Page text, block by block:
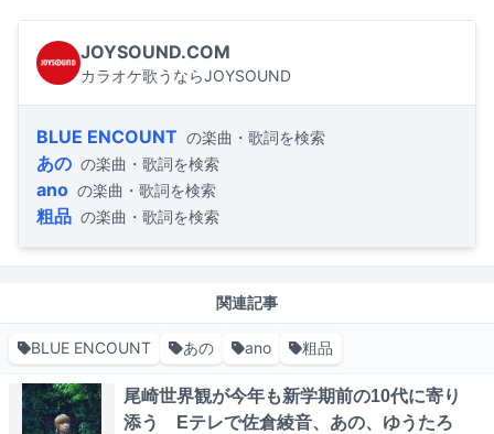
JOYSOUND.COM
カラオケ歌うならJOYSOUND
BLUE ENCOUNT の楽曲・歌詞を検索
あの の楽曲・歌詞を検索
ano の楽曲・歌詞を検索
粗品 の楽曲・歌詞を検索
関連記事
BLUE ENCOUNT あの ano 粗品
尾崎世界観が今年も新学期前の10代に寄り
添う Eテレで佐倉綾音、あの、ゆうたろ